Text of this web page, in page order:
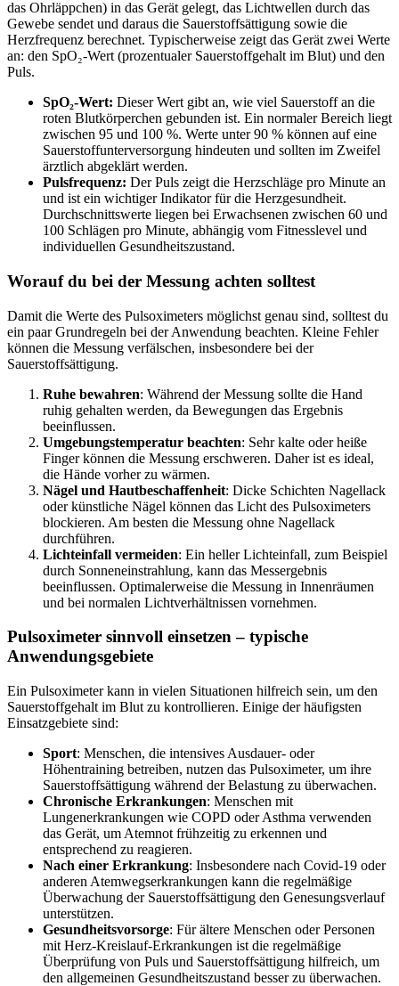
das Ohrläppchen) in das Gerät gelegt, das Lichtwellen durch das
Gewebe sendet und daraus die Sauerstoffsättigung sowie die
Herzfrequenz berechnet. Typischerweise zeigt das Gerät zwei Werte
an: den SpO₂-Wert (prozentualer Sauerstoffgehalt im Blut) und den
Puls.
SpO₂-Wert: Dieser Wert gibt an, wie viel Sauerstoff an die
roten Blutkörperchen gebunden ist. Ein normaler Bereich liegt
zwischen 95 und 100 %. Werte unter 90 % können auf eine
Sauerstoffunterversorgung hindeuten und sollten im Zweifel
ärztlich abgeklärt werden.
Pulsfrequenz: Der Puls zeigt die Herzschläge pro Minute an
und ist ein wichtiger Indikator für die Herzgesundheit.
Durchschnittswerte liegen bei Erwachsenen zwischen 60 und
100 Schlägen pro Minute, abhängig vom Fitnesslevel und
individuellen Gesundheitszustand.
Worauf du bei der Messung achten solltest
Damit die Werte des Pulsoximeters möglichst genau sind, solltest du
ein paar Grundregeln bei der Anwendung beachten. Kleine Fehler
können die Messung verfälschen, insbesondere bei der
Sauerstoffsättigung.
Ruhe bewahren: Während der Messung sollte die Hand
ruhig gehalten werden, da Bewegungen das Ergebnis
beeinflussen.
Umgebungstemperatur beachten: Sehr kalte oder heiße
Finger können die Messung erschweren. Daher ist es ideal,
die Hände vorher zu wärmen.
Nägel und Hautbeschaffenheit: Dicke Schichten Nagellack
oder künstliche Nägel können das Licht des Pulsoximeters
blockieren. Am besten die Messung ohne Nagellack
durchführen.
Lichteinfall vermeiden: Ein heller Lichteinfall, zum Beispiel
durch Sonneneinstrahlung, kann das Messergebnis
beeinflussen. Optimalerweise die Messung in Innenräumen
und bei normalen Lichtverhältnissen vornehmen.
Pulsoximeter sinnvoll einsetzen – typische
Anwendungsgebiete
Ein Pulsoximeter kann in vielen Situationen hilfreich sein, um den
Sauerstoffgehalt im Blut zu kontrollieren. Einige der häufigsten
Einsatzgebiete sind:
Sport: Menschen, die intensives Ausdauer- oder
Höhentraining betreiben, nutzen das Pulsoximeter, um ihre
Sauerstoffsättigung während der Belastung zu überwachen.
Chronische Erkrankungen: Menschen mit
Lungenerkrankungen wie COPD oder Asthma verwenden
das Gerät, um Atemnot frühzeitig zu erkennen und
entsprechend zu reagieren.
Nach einer Erkrankung: Insbesondere nach Covid-19 oder
anderen Atemwegserkrankungen kann die regelmäßige
Überwachung der Sauerstoffsättigung den Genesungsverlauf
unterstützen.
Gesundheitsvorsorge: Für ältere Menschen oder Personen
mit Herz-Kreislauf-Erkrankungen ist die regelmäßige
Überprüfung von Puls und Sauerstoffsättigung hilfreich, um
den allgemeinen Gesundheitszustand besser zu überwachen.